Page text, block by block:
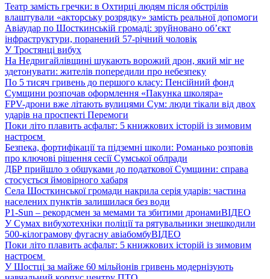
Театр замість гречки: в Охтирці людям після обстрілів
влаштували «акторську розрядку» замість реальної допомоги
Авіаудар по Шосткинській громаді: зруйновано об’єкт
інфраструктури, поранений 57-річний чоловік
У Тростянці вибух
На Недригайлівщині шукають ворожий дрон, який міг не
здетонувати: жителів попередили про небезпеку
По 5 тисяч гривень до першого класу: Пенсійний фонд
Сумщини розпочав оформлення «Пакунка школяра»
FPV-дрони вже літають вулицями Сум: люди тікали від двох
ударів на проспекті Перемоги
Поки літо плавить асфальт: 5 книжкових історій із зимовим
настроєм
Безпека, фортифікації та підземні школи: Романько розповів
про ключові рішення сесії Сумської облради
ДБР прийшло з обшуками до податкової Сумщини: справа
стосується ймовірного хабаря
Села Шосткинської громади накрила серія ударів: частина
населених пунктів залишилася без води
P1-Sun – рекордсмен за мемами та збитими дронамиВІДЕО
У Сумах вибухотехніки поліції та рятувальники знешкодили
500-кілограмову фугасну авіабомбуВІДЕО
Поки літо плавить асфальт: 5 книжкових історій із зимовим
настроєм
У Шостці за майже 60 мільйонів гривень модернізують